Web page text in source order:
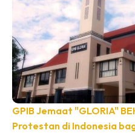
GPIB Jemaat "GLORIA"
Protestan di Indonesia